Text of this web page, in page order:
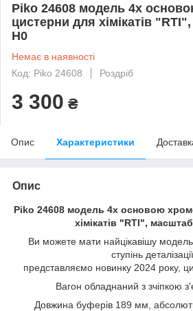
Piko 24608 модель 4х
цистерни для хімікатів
H0
Немає в наявності
Код: Piko 24608
Роздріб
3 300 ₴
Опис Характеристики
Опис
Piko 24608 модель 4х основою
хімікатів "RTI",
Ви можете мати найцікавішу
ступінь
представляємо новинку 2024 року,
Вагон обладнаний з зчіпкою
Довжина буферів 189 мм,